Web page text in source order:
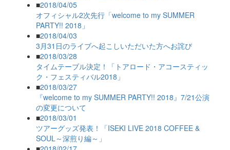
■2018/04/05
オフィシャル2次先行「welcome to my SUMMER
PARTY!! 2018」
■2018/04/03
3月31日のライブへ起こしいただいた方へお詫び
■2018/03/28
タイムテーブル決定！「トアロード・アコースティッ
ク・フェスティバル2018」
■2018/03/27
『welcome to my SUMMER PARTY!! 2018』7/21公演
の変更について
■2018/03/01
ツアーグッズ発表！「ISEKI LIVE 2018 COFFEE &
SOUL～深煎り編～」